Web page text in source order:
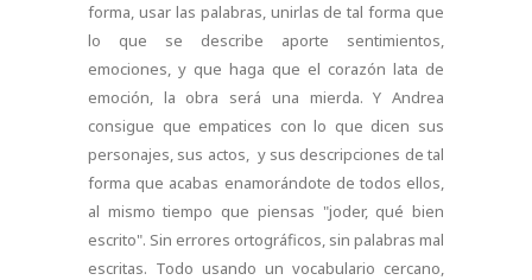
forma, usar las palabras, unirlas de tal forma que
lo que se describe aporte sentimientos,
emociones, y que haga que el corazón lata de
emoción, la obra será una mierda. Y Andrea
consigue que empatices con lo que dicen sus
personajes, sus actos, y sus descripciones de tal
forma que acabas enamorándote de todos ellos,
al mismo tiempo que piensas "joder, qué bien
escrito". Sin errores ortográficos, sin palabras mal
escritas. Todo usando un vocabulario cercano,